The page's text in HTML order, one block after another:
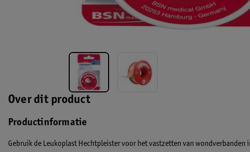
Over dit product
Productinformatie
Gebruik de Leukoplast Hechtpleister voor het vastzetten van wondverbanden